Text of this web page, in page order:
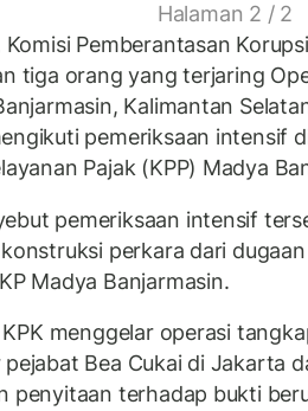
Halaman 2 / 2
Komisi Pemberantasan
tiga orang yang terjaring
Kalimantan
pemeriksaan intensif
Pajak (KPP) Madya
pemeriksaan intensif
perkara dari
Madya Banjarmasin.
KPK menggelar operasi
pejabat Bea Cukai di Jakarta
penyitaan terhadap bukti